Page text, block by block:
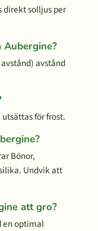
direkt solljus per
avstånd
för frost.
Bönor,
Undvik att
att gro?
en optimal